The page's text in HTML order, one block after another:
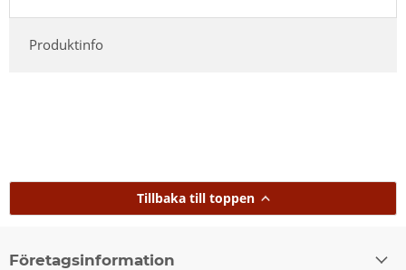
Produktinfo
Tillbaka till toppen
Företagsinformation